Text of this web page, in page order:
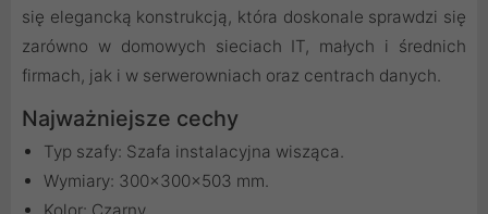
się elegancką konstrukcją, która doskonale sprawdzi się
zarówno w domowych sieciach IT, małych i średnich
firmach, jak i w serwerowniach oraz centrach danych.
Najważniejsze cechy
Typ szafy: Szafa instalacyjna wisząca.
Wymiary: 300x300x503 mm.